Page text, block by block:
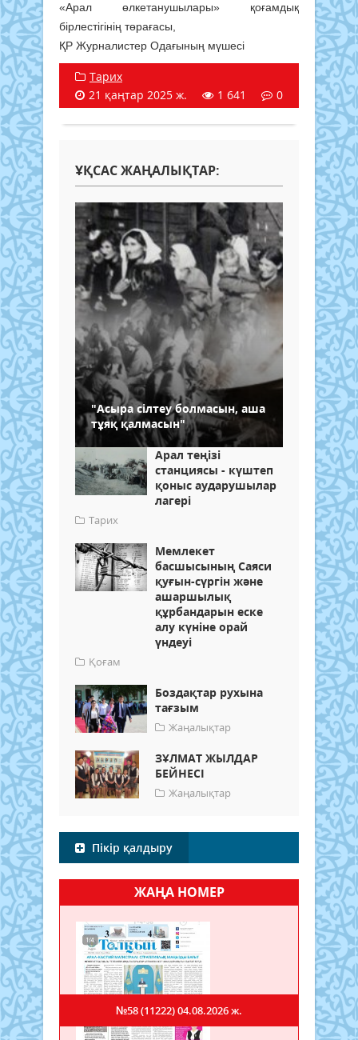
«Арал өлкетанушылары» қоғамдық
бірлестігінің төрағасы,
ҚР Журналистер Одағының мүшесі
Тарих
21 қаңтар 2025 ж.
1 641 0
ҰҚСАС ЖАҢАЛЫҚТАР:
"Асыра сілтеу болмасын, аша
тұяқ қалмасын"
Арал теңізі
станциясы - күштеп
қоныс аударушылар
лагері
Тарих
Мемлекет
басшысының Саяси
қуғын-сүргін және
ашаршылық
құрбандарын еске
алу күніне орай
үндеуі
Қоғам
Боздақтар рухына
тағзым
Жаңалықтар
ЗҰЛМАТ ЖЫЛДАР
БЕЙНЕСІ
Жаңалықтар
Пікір қалдыру
ЖАҢА НОМЕР
№58 (11222)04.08.2026 ж.